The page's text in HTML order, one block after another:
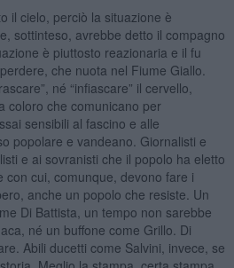
il cielo, perciò la situazione è
sottinteso, avrebbe detto il compagno
è piuttosto reazionaria e il fu
che nuota nel Fiume Giallo.
né “infiascare” il cervello,
coloro che comunicano per
sensibili al fascino e alle
popolare e vandeano. Giornalisti e
e ai sovranisti che il popolo ha eletto
con cui, comunque, devono fare i
anche un popolo che resiste. Un
Di Battista, un tempo non sarebbe
né un buffone come Grillo. Di
Abili ducetti come Salvini, invece, se